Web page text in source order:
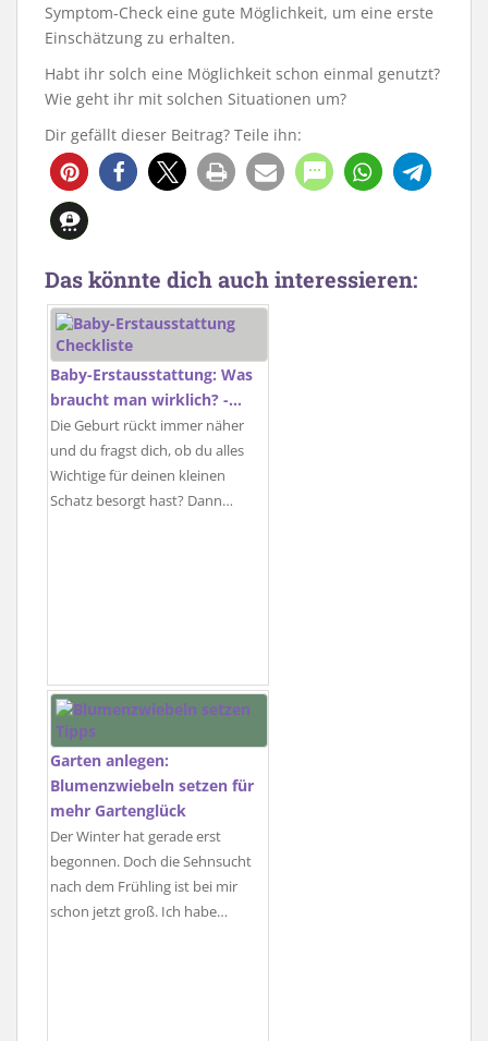
Symptom-Check eine gute Möglichkeit, um eine erste
Einschätzung zu erhalten.
Habt ihr solch eine Möglichkeit schon einmal genutzt?
Wie geht ihr mit solchen Situationen um?
Dir gefällt dieser Beitrag? Teile ihn:
1
Das könnte dich auch interessieren:
Baby-Erstausstattung: Was
braucht man wirklich? -…
Die Geburt rückt immer näher
und du fragst dich, ob du alles
Wichtige für deinen kleinen
Schatz besorgt hast? Dann…
Garten anlegen:
Blumenzwiebeln setzen für
mehr Gartenglück
Der Winter hat gerade erst
begonnen. Doch die Sehnsucht
nach dem Frühling ist bei mir
schon jetzt groß. Ich habe…